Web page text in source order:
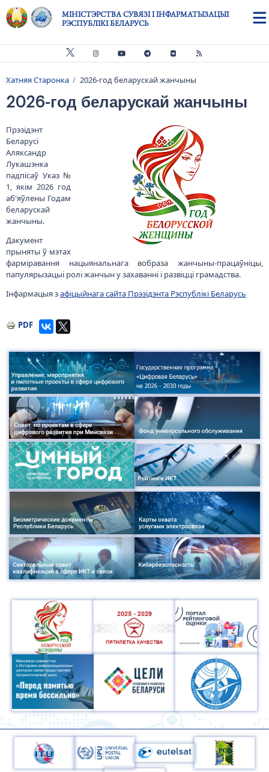
Skip to main content
МІНІСТЭРСТВА СУВЯЗІ І ІНФАРМАТЫЗАЦЫІ
РЭСПУБЛІКІ БЕЛАРУСЬ
Breadcrumb
Хатняя Старонка 2026-год беларускай жанчыны
2026-год беларускай жанчыны
Прэзідэнт
Беларусі
Аляксандр
Лукашэнка
падпісаў Указ №
1, якім 2026 год
аб'яўлены Годам
беларускай
жанчыны.
Дакумент
прыняты ў мэтах
фарміравання нацыянальнага вобраза жанчыны-працаўніцы,
папулярызацыі ролі жанчын у захаванні і развіцці грамадства.
Інфармацыя зафіцыйнага сайта Прэзідэнта Рэспублікі Беларусь
PDF